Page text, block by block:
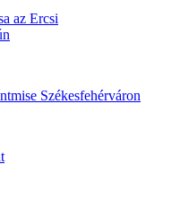
az Ercsi
Székesfehérváron